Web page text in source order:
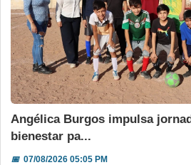
Angélica Burgos impulsa
bienestar pa...
📅07/08/2026 05:05 PM